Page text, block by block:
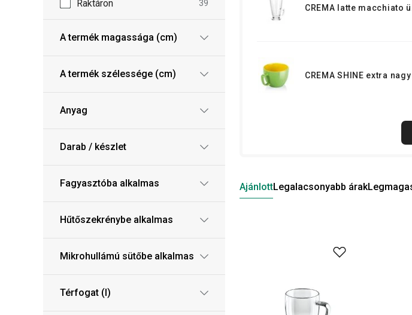
Raktáron 39
A termék magassága (cm)
A termék szélessége (cm)
Anyag
Darab / készlet
Fagyasztóba alkalmas
Hűtőszekrénybe alkalmas
Mikrohullámú sütőbe alkalmas
Térfogat (l)
CREMA latte macchiato
CREMA SHINE extra
AjánlottLegalacsonyabb árak